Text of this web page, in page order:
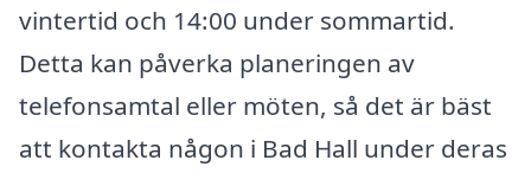
vintertid och 14:00 under sommartid.
Detta kan påverka planeringen av
telefonsamtal eller möten, så det är bäst
att kontakta någon i Bad Hall under deras